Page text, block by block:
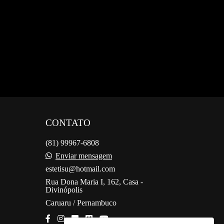
CONTATO
(81) 99967-6808
Enviar mensagem
estetisu@hotmail.com
Rua Dona Maria I, 162, Casa -
Divinópolis
Caruaru / Pernambuco